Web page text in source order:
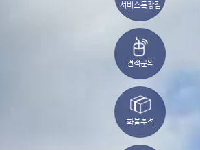
서비스특장점
견적문의
화물추적